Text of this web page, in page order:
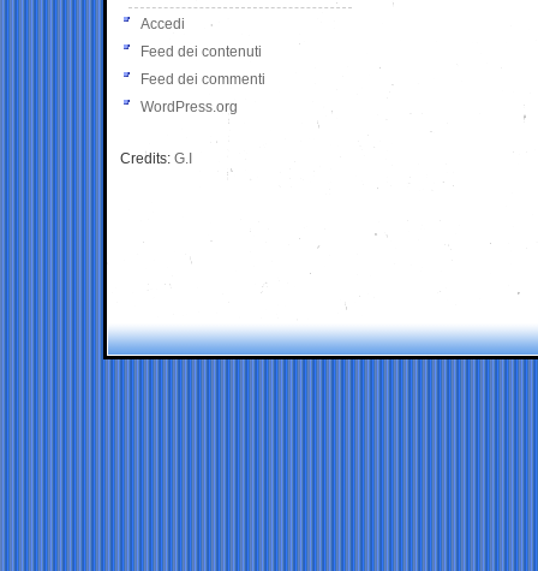
Accedi
Feed dei contenuti
Feed dei commenti
WordPress.org
Credits: G.I